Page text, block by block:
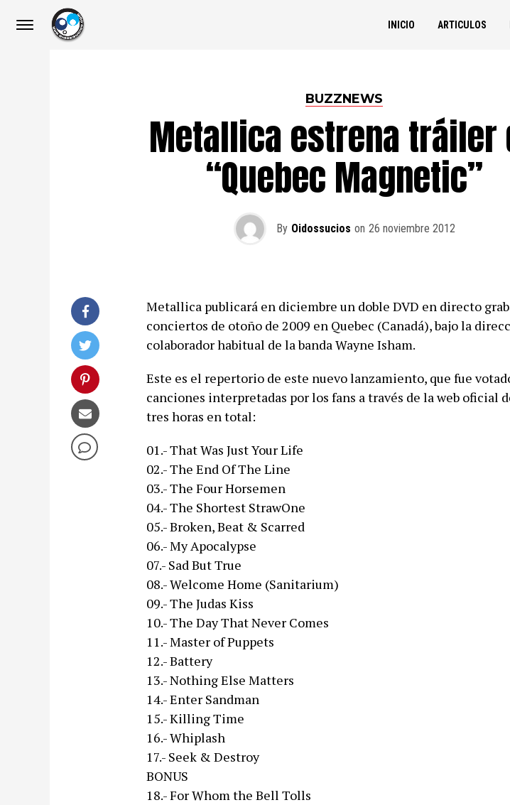
INICIO ARTICULOS
BUZZNEWS
Metallica estrena tráiler
“Quebec Magnetic”
By Oidossucios on 26 noviembre 2012
Metallica publicará en diciembre un doble DVD en directo
conciertos de otoño de 2009 en Quebec (Canadá), bajo la
colaborador habitual de la banda Wayne Isham.
Este es el repertorio de este nuevo lanzamiento, que fue
canciones interpretadas por los fans a través de la web oficial
tres horas en total:
01.- That Was Just Your Life
02.- The End Of The Line
03.- The Four Horsemen
04.- The Shortest StrawOne
05.- Broken, Beat & Scarred
06.- My Apocalypse
07.- Sad But True
08.- Welcome Home (Sanitarium)
09.- The Judas Kiss
10.- The Day That Never Comes
11.- Master of Puppets
12.- Battery
13.- Nothing Else Matters
14.- Enter Sandman
15.- Killing Time
16.- Whiplash
17.- Seek & Destroy
BONUS
18.- For Whom the Bell Tolls